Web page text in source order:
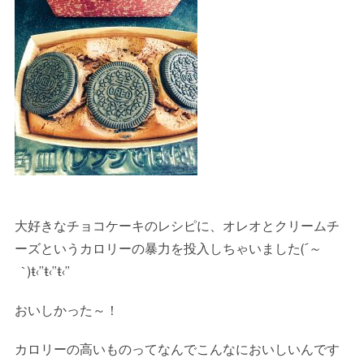
大好きなチョコケーキのレシピに、オレオとクリームチ
ーズというカロリーの暴力を投入しちゃいました(´～
｀ )ŧ‹”ŧ‹”ŧ‹”
おいしかった～！
カロリーの高いものってなんでこんなにおいしいんです